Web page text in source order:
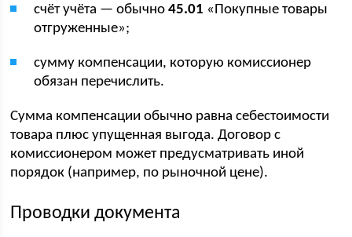
счёт учёта — обычно45.01 «Покупные товары
отгруженные»;
сумму компенсации, которую комиссионер
обязан перечислить.
Сумма компенсации обычно равна себестоимости
товара плюс упущенная выгода. Договор с
комиссионером может предусматривать иной
порядок (например, по рыночной цене).
Проводки документа